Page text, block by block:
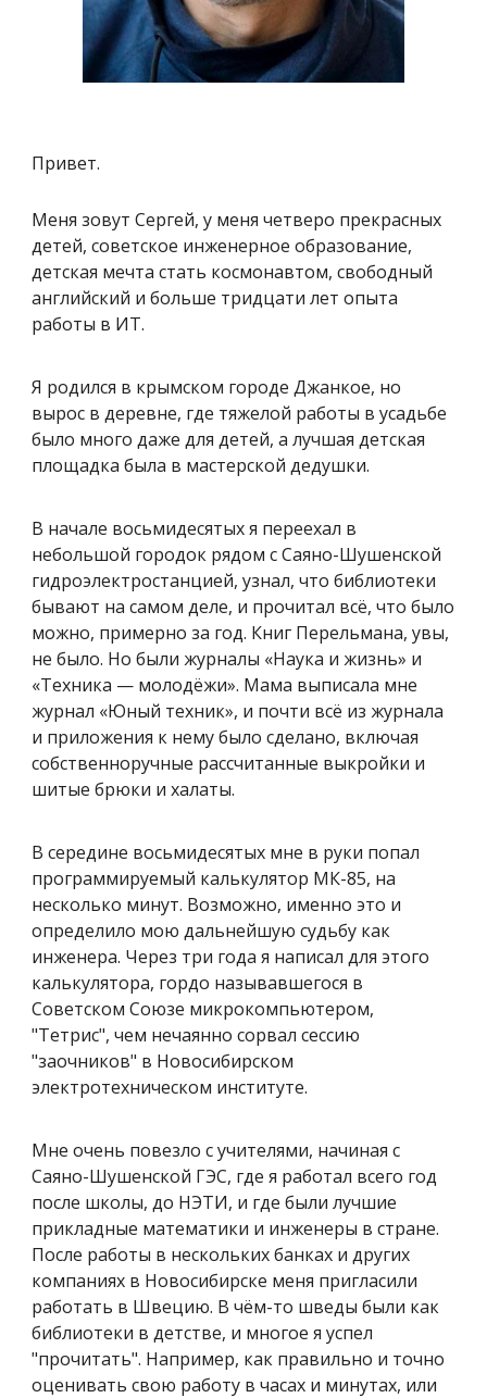
Привет.
Меня зовут Сергей, у меня четверо прекрасных
детей, советское инженерное образование,
детская мечта стать космонавтом, свободный
английский и больше тридцати лет опыта
работы в ИТ.
Я родился в крымском городе Джанкое, но
вырос в деревне, где тяжелой работы в усадьбе
было много даже для детей, а лучшая детская
площадка была в мастерской дедушки.
В начале восьмидесятых я переехал в
небольшой городок рядом с Саяно-Шушенской
гидроэлектростанцией, узнал, что библиотеки
бывают на самом деле, и прочитал всё, что было
можно, примерно за год. Книг Перельмана, увы,
не было. Но были журналы «Наука и жизнь» и
«Техника — молодёжи». Мама выписала мне
журнал «Юный техник», и почти всё из журнала
и приложения к нему было сделано, включая
собственноручные рассчитанные выкройки и
шитые брюки и халаты.
В середине восьмидесятых мне в руки попал
программируемый калькулятор МК-85, на
несколько минут. Возможно, именно это и
определило мою дальнейшую судьбу как
инженера. Через три года я написал для этого
калькулятора, гордо называвшегося в
Советском Союзе микрокомпьютером,
"Тетрис", чем нечаянно сорвал сессию
"заочников" в Новосибирском
электротехническом институте.
Мне очень повезло с учителями, начиная с
Саяно-Шушенской ГЭС, где я работал всего год
после школы, до НЭТИ, и где были лучшие
прикладные математики и инженеры в стране.
После работы в нескольких банках и других
компаниях в Новосибирске меня пригласили
работать в Швецию. В чём-то шведы были как
библиотеки в детстве, и многое я успел
"прочитать". Например, как правильно и точно
оценивать свою работу в часах и минутах, или